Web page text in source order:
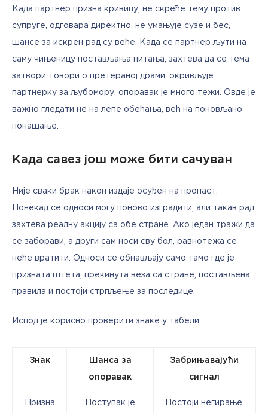
Када партнер призна кривицу, не скреће тему против
супруге, одговара директно, не умањује сузе и бес,
шансе за искрен рад су веће. Када се партнер љути на
саму чињеницу постављања питања, захтева да се тема
затвори, говори о претераној драми, окривљује
партнерку за љубомору, опоравак је много тежи. Овде је
важно гледати не на лепе обећања, већ на поновљано
понашање.
Када савез још може бити сачуван
Није сваки брак након издаје осуђен на пропаст.
Понекад се односи могу поново изградити, али такав рад
захтева реалну акцију са обе стране. Ако један тражи да
се заборави, а други сам носи сву бол, равнотежа се
неће вратити. Односи се обнављају само тамо где је
призната штета, прекинута веза са стране, постављена
правила и постоји стрпљење за последице.
Испод је корисно проверити знаке у табели.
Знак Шанса за
опоравак
Забрињавајући
сигнал
Призна Поступак је Постоји негирање,